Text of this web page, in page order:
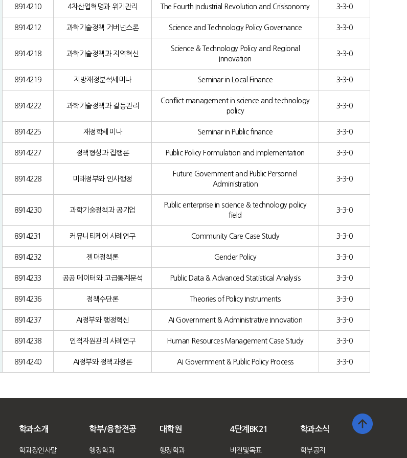
8914210 4차산업혁명과 위기관리 The Fourth Industrial Revolution and Crisisonomy 3-3-0
8914212 과학기술정책 거버넌스론 Science and Technology Policy Governance 3-3-0
8914218 과학기술정책과 지역혁신
Science & Technology Policy and Regional
Innovation
3-3-0
8914219 지방재정분석세미나 Seminar in Local Finance 3-3-0
8914222 과학기술정책과 갈등관리
Conflict management in science and technology
policy
3-3-0
8914225 재정학세미나 Seminar in Public finance 3-3-0
8914227 정책형성과 집행론 Public Policy Formulation and Implementation 3-3-0
8914228 미래정부와 인사행정
Future Government and Public Personnel
Administration
3-3-0
8914230 과학기술정책과 공기업
Public enterprise in science & technology policy
field
3-3-0
8914231 커뮤니티케어 사례연구 Community Care Case Study 3-3-0
8914232 젠더정책론 Gender Policy 3-3-0
8914233 공공 데이터와 고급통계분석 Public Data & Advanced Statistical Analysis 3-3-0
8914236 정책수단론 Theories of Policy Instruments 3-3-0
8914237 AI정부와 행정혁신 AI Government & Administrative Innovation 3-3-0
8914238 인적자원관리 사례연구 Human Resources Management Case Study 3-3-0
8914240 AI정부와 정책과정론 AI Government & Public Policy Process 3-3-0
학과소개
학과장인사말
학부/융합전공
행정학과
대학원
행정학과
4단계BK21
비전및목표
학과소식
학부공지